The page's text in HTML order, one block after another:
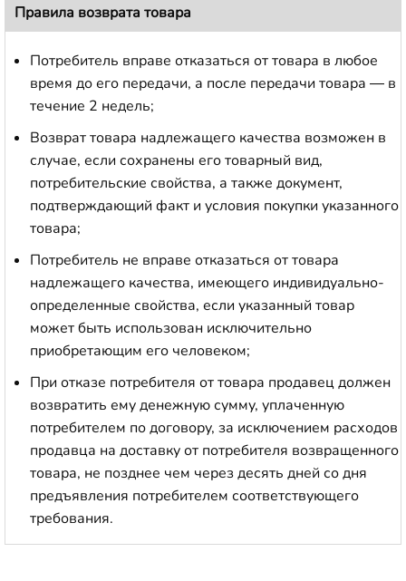
Правила возврата товара
Потребитель вправе отказаться от товара в любое
время до его передачи, а после передачи товара — в
течение 2 недель;
Возврат товара надлежащего качества возможен в
случае, если сохранены его товарный вид,
потребительские свойства, а также документ,
подтверждающий факт и условия покупки указанного
товара;
Потребитель не вправе отказаться от товара
надлежащего качества, имеющего индивидуально-
определенные свойства, если указанный товар
может быть использован исключительно
приобретающим его человеком;
При отказе потребителя от товара продавец должен
возвратить ему денежную сумму, уплаченную
потребителем по договору, за исключением расходов
продавца на доставку от потребителя возвращенного
товара, не позднее чем через десять дней со дня
предъявления потребителем соответствующего
требования.